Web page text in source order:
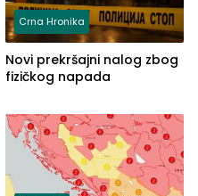
Crna Hronika
Novi prekršajni nalog zbog
fizičkog napada